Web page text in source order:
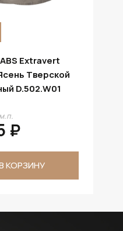
Extravert
Тверской
D.502.W01
₽
КОРЗИНУ